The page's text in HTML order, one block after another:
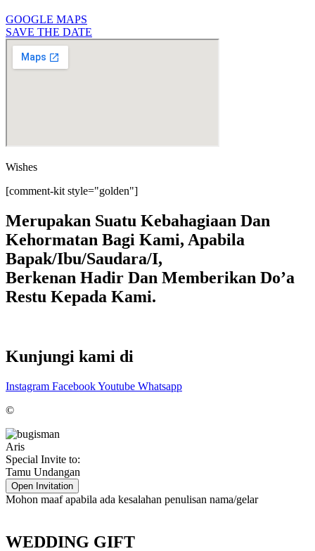
GOOGLE MAPS
SAVE THE DATE
Wishes
[comment-kit style="golden"]
Merupakan Suatu Kebahagiaan Dan
Kehormatan Bagi Kami, Apabila
Bapak/Ibu/Saudara/I,
Berkenan Hadir Dan Memberikan Do’a
Restu Kepada Kami.
Kunjungi kami di
Instagram FacebookYoutube Whatsapp
©
Aris
Special Invite to:
Tamu Undangan
Open Invitation
Mohon maaf apabila ada kesalahan penulisan nama/gelar
WEDDING GIFT